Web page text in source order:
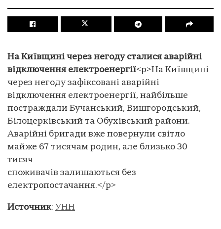
На Київщині через негоду сталися аварійні
відключення електроенергії<p>На Київщині
через негоду зафіксовані аварійні
відключення електроенергії, найбільше
постраждали Бучанський, Вишгородський,
Білоцерківський та Обухівський райони.
Аварійні бригади вже повернули світло
майже 67 тисячам родин, але близько 30
тисяч
споживачів залишаються без
електропостачання.</p>
Источник: УНН